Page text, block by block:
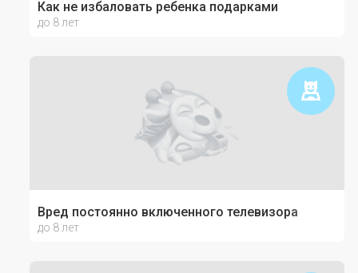
Как не избаловать ребенка подарками
до 8 лет
Вред постоянно включенного телевизора
до 8 лет